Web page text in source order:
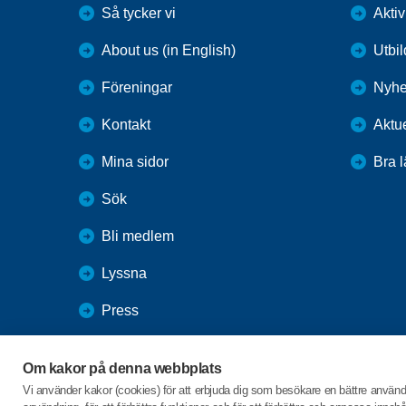
Om kakor på denna webbplats
Vi använder kakor (cookies) för att erbjuda dig som besökare en bättre
Så tycker vi
About us (in English)
Föreningar
Kontakt
Mina sidor
Sök
Bli medlem
Lyssna
Press
SPF Seniorernas intranät
Bra